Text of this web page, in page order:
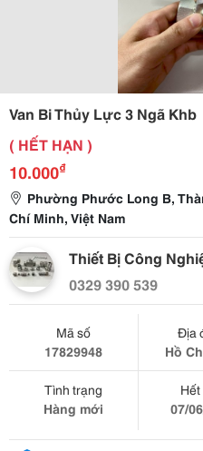
Van Bi Thủy Lực 3 Ngã Khb
( HẾT HẠN )
10.000₫
Phường Phước Long B,
Chí Minh, Việt Nam
Thiết Bị Công
0329 390 539
Mã số
17829948
Địa
Hồ
Tình trạng
Hàng mới
07/